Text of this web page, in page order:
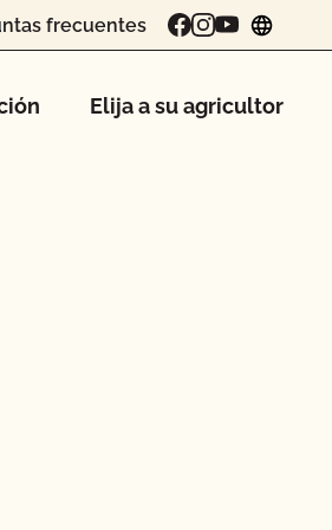
frecuentes
Elija a su agricultor